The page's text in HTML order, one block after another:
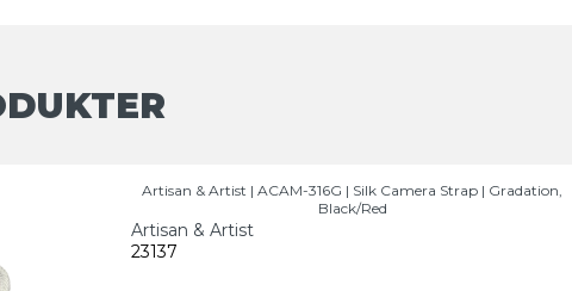
Artisan & Artist | ACAM-316G | Silk Camera Strap | Gradation,
Black/Red
Artisan & Artist
23137